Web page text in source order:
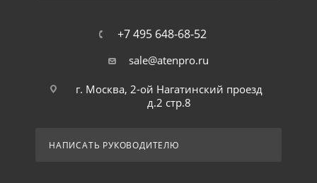
+7 495 648-68-52
sale@atenpro.ru
г. Москва, 2-ой Нагатинский проезд
д.2 стр.8
НАПИСАТЬ РУКОВОДИТЕЛЮ